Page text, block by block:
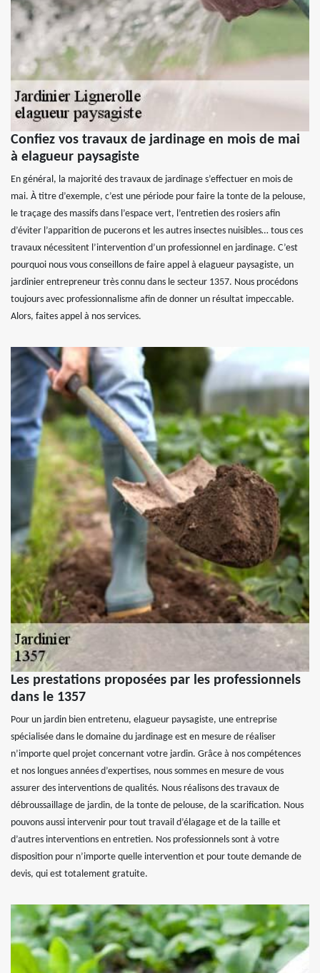
Confiez vos travaux de jardinage en mois de mai
à elagueur paysagiste
En général, la majorité des travaux de jardinage s’effectuer en mois de
mai. À titre d’exemple, c’est une période pour faire la tonte de la pelouse,
le traçage des massifs dans l’espace vert, l’entretien des rosiers afin
d’éviter l’apparition de pucerons et les autres insectes nuisibles… tous ces
travaux nécessitent l’intervention d’un professionnel en jardinage. C’est
pourquoi nous vous conseillons de faire appel à elagueur paysagiste, un
jardinier entrepreneur très connu dans le secteur 1357. Nous procédons
toujours avec professionnalisme afin de donner un résultat impeccable.
Alors, faites appel à nos services.
Les prestations proposées par les professionnels
dans le 1357
Pour un jardin bien entretenu, elagueur paysagiste, une entreprise
spécialisée dans le domaine du jardinage est en mesure de réaliser
n’importe quel projet concernant votre jardin. Grâce à nos compétences
et nos longues années d’expertises, nous sommes en mesure de vous
assurer des interventions de qualités. Nous réalisons des travaux de
débroussaillage de jardin, de la tonte de pelouse, de la scarification. Nous
pouvons aussi intervenir pour tout travail d’élagage et de la taille et
d’autres interventions en entretien. Nos professionnels sont à votre
disposition pour n’importe quelle intervention et pour toute demande de
devis, qui est totalement gratuite.